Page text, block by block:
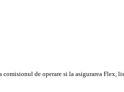
de operare si la asigurarea Flex,